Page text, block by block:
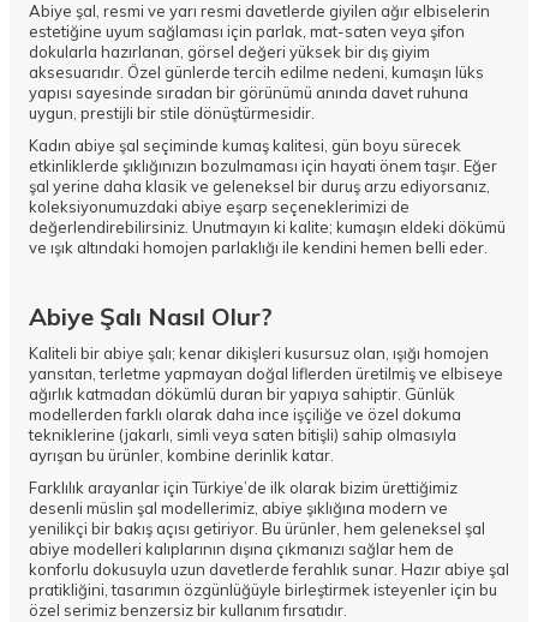
Abiye şal, resmi ve yarı resmi davetlerde giyilen ağır elbiselerin
estetiğine uyum sağlaması için parlak, mat-saten veya şifon
dokularla hazırlanan, görsel değeri yüksek bir dış giyim
aksesuarıdır. Özel günlerde tercih edilme nedeni, kumaşın lüks
yapısı sayesinde sıradan bir görünümü anında davet ruhuna
uygun, prestijli bir stile dönüştürmesidir.
Kadın abiye şal seçiminde kumaş kalitesi, gün boyu sürecek
etkinliklerde şıklığınızın bozulmaması için hayati önem taşır. Eğer
şal yerine daha klasik ve geleneksel bir duruş arzu ediyorsanız,
koleksiyonumuzdaki abiye eşarp seçeneklerimizi de
değerlendirebilirsiniz. Unutmayın ki kalite; kumaşın eldeki dökümü
ve ışık altındaki homojen parlaklığı ile kendini hemen belli eder.
Abiye Şalı Nasıl Olur?
Kaliteli bir abiye şalı; kenar dikişleri kusursuz olan, ışığı homojen
yansıtan, terletme yapmayan doğal liflerden üretilmiş ve elbiseye
ağırlık katmadan dökümlü duran bir yapıya sahiptir. Günlük
modellerden farklı olarak daha ince işçiliğe ve özel dokuma
tekniklerine (jakarlı, simli veya saten bitişli) sahip olmasıyla
ayrışan bu ürünler, kombine derinlik katar.
Farklılık arayanlar için Türkiye’de ilk olarak bizim ürettiğimiz
desenli müslin şal modellerimiz, abiye şıklığına modern ve
yenilikçi bir bakış açısı getiriyor. Bu ürünler, hem geleneksel şal
abiye modelleri kalıplarının dışına çıkmanızı sağlar hem de
konforlu dokusuyla uzun davetlerde ferahlık sunar. Hazır abiye şal
pratikliğini, tasarımın özgünlüğüyle birleştirmek isteyenler için bu
özel serimiz benzersiz bir kullanım fırsatıdır.